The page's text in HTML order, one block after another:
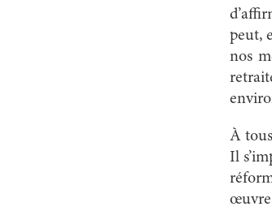
peut,
nos
À
Il
œuvre